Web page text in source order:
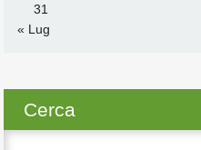
31
« Lug
Cerca